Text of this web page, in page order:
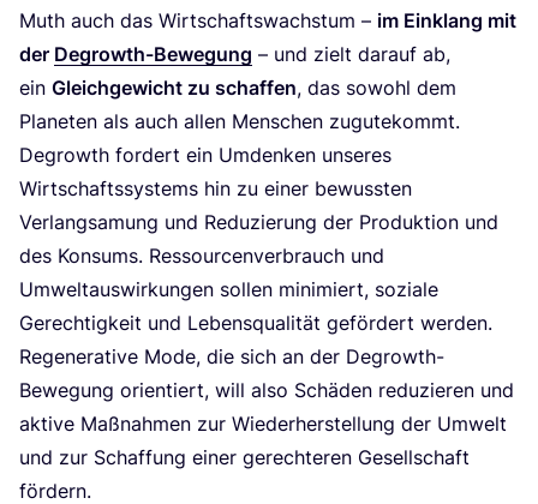
Muth auch das Wirt­schafts­wachs­tum – im Ein­klang mit
der Degrowth-Bewe­gung – und zielt dar­auf ab,
ein Gleich­ge­wicht zu schaf­fen, das sowohl dem
Pla­ne­ten als auch allen Men­schen zugu­te­kommt.
Degrowth for­dert ein Umden­ken unse­res
Wirt­schafts­sys­tems hin zu einer bewuss­ten
Ver­lang­sa­mung und Redu­zie­rung der Pro­duk­ti­on und
des Kon­sums. Res­sour­cen­ver­brauch und
Umwelt­aus­wir­kun­gen sol­len mini­miert, sozia­le
Gerech­tig­keit und Lebens­qua­li­tät geför­dert wer­den.
Rege­ne­ra­ti­ve Mode, die sich an der Degrowth-
Bewe­gung ori­en­tiert, will also Schä­den redu­zie­ren und
akti­ve Maß­nah­men zur Wie­der­her­stel­lung der Umwelt
und zur Schaf­fung einer gerech­te­ren Gesell­schaft
fördern.